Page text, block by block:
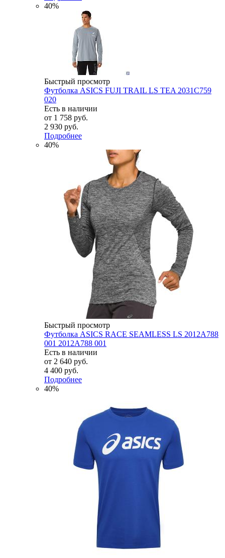
40%
Быстрый просмотр
Футболка ASICS FUJI TRAIL LS TEA 2031C759
020
Есть в наличии
от 1 758 руб.
2 930 руб.
Подробнее
40%
Быстрый просмотр
Футболка ASICS RACE SEAMLESS LS 2012A788
001 2012A788 001
Есть в наличии
от 2 640 руб.
4 400 руб.
Подробнее
40%